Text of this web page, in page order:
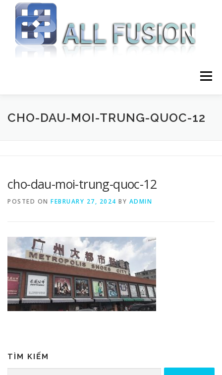
Skip to content
Menu
HOME GIỚI THIỆU DỊCH VỤ
CHO-DAU-MOI-TRUNG-QUOC-12
cho-dau-moi-trung-quoc-12
POSTED ON FEBRUARY 27, 2024 BY ADMIN
TÌM KIẾM